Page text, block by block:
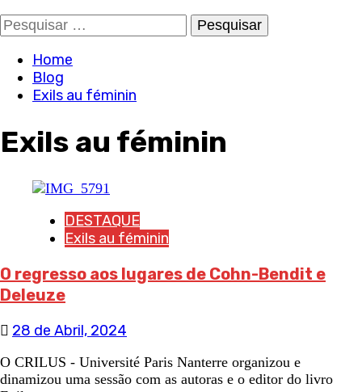
Pesquisar
por:
Home
Blog
Exils au féminin
Exils au féminin
DESTAQUE
Exils au féminin
O regresso aos lugares de Cohn-Bendit e
Deleuze
28 de Abril, 2024
O CRILUS - Université Paris Nanterre organizou e
dinamizou uma sessão com as autoras e o editor do livro